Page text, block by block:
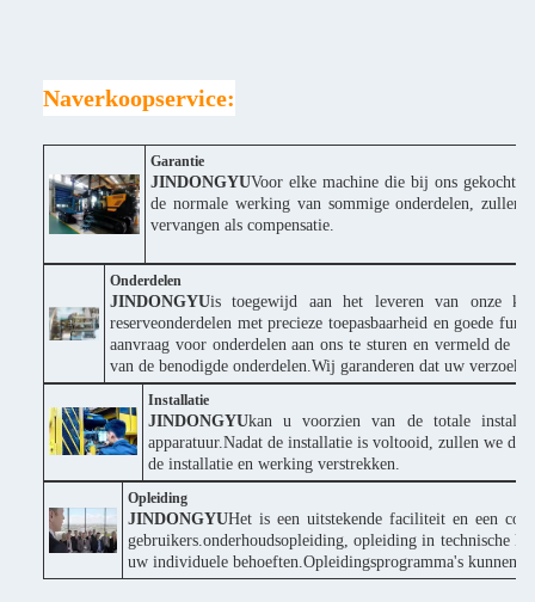
Naverkoopservice:
Garantie
JINDONGYUVoor elke machine die bij ons gekocht
de normale werking van sommige onderdelen, zullen
vervangen als compensatie.
Onderdelen
JINDONGYUis toegewijd aan het leveren van onze
reserveonderdelen met precieze toepasbaarheid en goede
aanvraag voor onderdelen aan ons te sturen en vermeld de
van de benodigde onderdelen.Wij garanderen dat uw verzoek
Installatie
JINDONGYUkan u voorzien van de totale
apparatuur.Nadat de installatie is voltooid, zullen we de
de installatie en werking verstrekken.
Opleiding
JINDONGYUHet is een uitstekende faciliteit en een
gebruikers.onderhoudsopleiding, opleiding in technische
uw individuele behoeften.Opleidingsprogramma's kunnen